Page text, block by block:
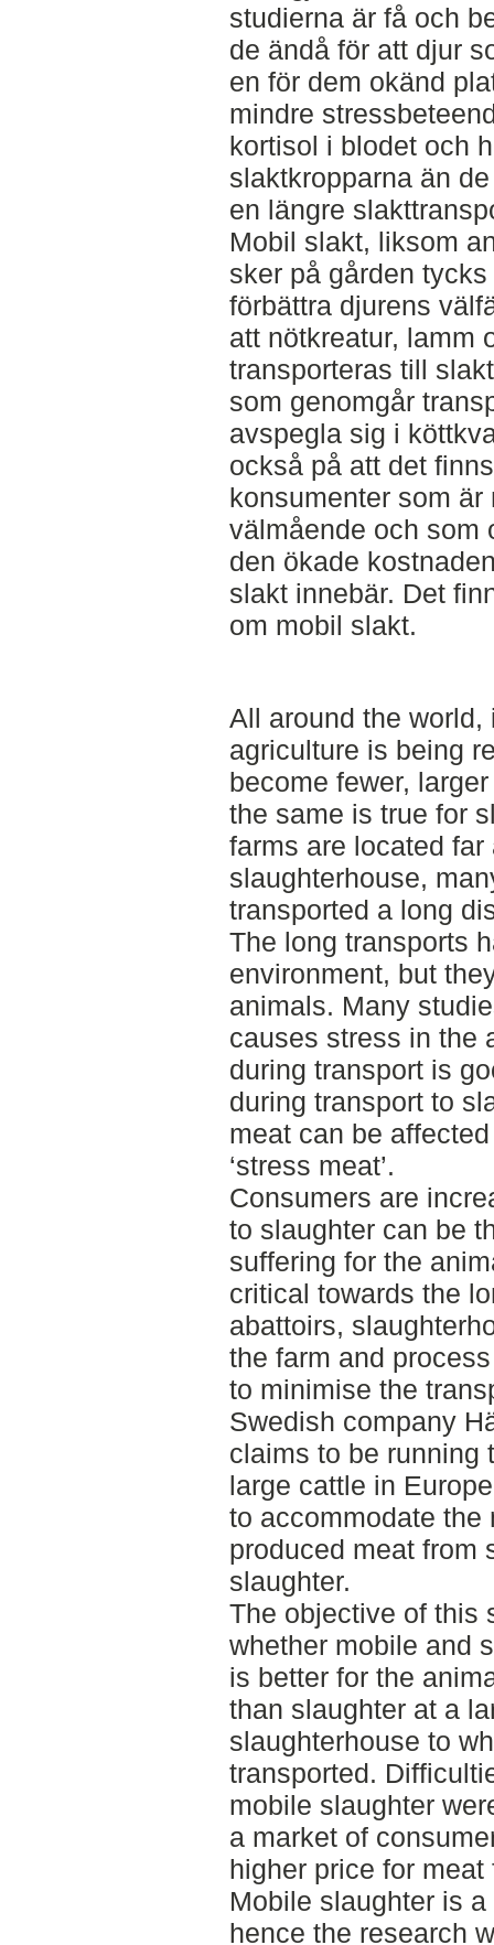
studierna är få och
de ändå för att djur
en för dem okänd
mindre
kortisol i blodet och
slaktkropparna än
en längre
Mobil slakt, liksom
sker på gården
förbättra djurens
att nötkreatur, lamm
transporteras till
som genomgår
avspegla sig i
också på att det
konsumenter som
välmående och som
den ökade
slakt innebär. Det
om mobil slakt.
All around the
agriculture is being
become fewer,
the same is true for
farms are located
slaughterhouse,
transported a long
The long transports
environment, but
animals. Many
causes stress in the
during transport is
during transport to
meat can be
‘stress meat’.
Consumers are
to slaughter can be
suffering for the
critical towards the
abattoirs,
the farm and
to minimise the
Swedish company
claims to be running
large cattle in
to accommodate the
produced meat from
slaughter.
The objective of this
whether mobile and
is better for the
than slaughter at a
slaughterhouse to
transported.
mobile slaughter
a market of
higher price for
Mobile slaughter is
hence the research